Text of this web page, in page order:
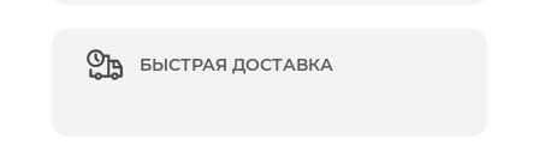
БЫСТРАЯ ДОСТАВКА